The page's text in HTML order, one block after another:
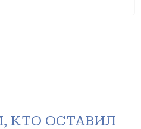
КТО ОСТАВИЛ